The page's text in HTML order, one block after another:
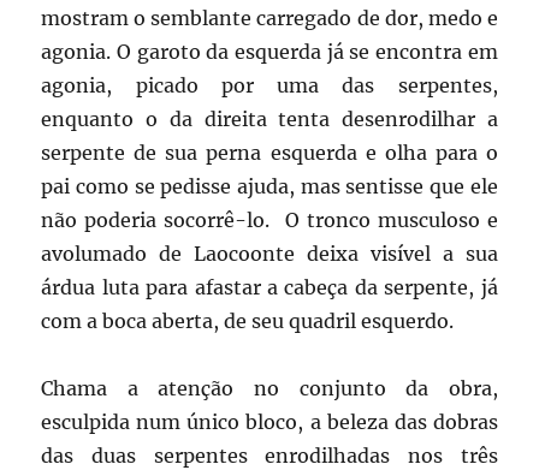
mostram o semblante carregado de dor, medo e
agonia. O garoto da esquerda já se encontra em
agonia, picado por uma das serpentes,
enquanto o da direita tenta desenrodilhar a
serpente de sua perna esquerda e olha para o
pai como se pedisse ajuda, mas sentisse que ele
não poderia socorrê-lo. O tronco musculoso e
avolumado de Laocoonte deixa visível a sua
árdua luta para afastar a cabeça da serpente, já
com a boca aberta, de seu quadril esquerdo.
Chama a atenção no conjunto da obra,
esculpida num único bloco, a beleza das dobras
das duas serpentes enrodilhadas nos três